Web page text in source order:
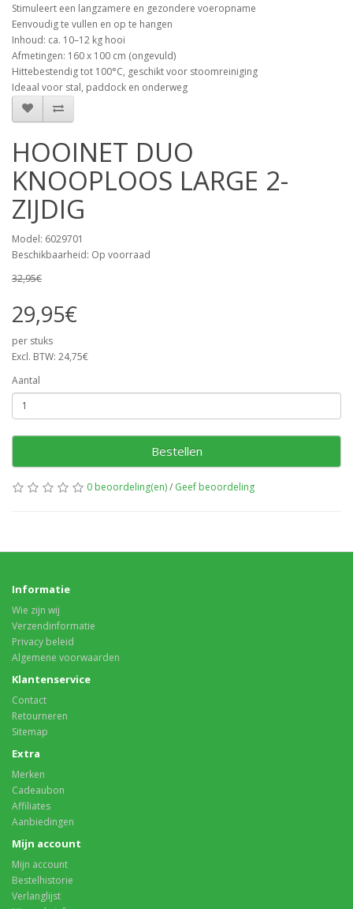
Stimuleert een langzamere en gezondere voeropname
Eenvoudig te vullen en op te hangen
Inhoud: ca. 10–12 kg hooi
Afmetingen: 160 x 100 cm (ongevuld)
Hittebestendig tot 100°C, geschikt voor stoomreiniging
Ideaal voor stal, paddock en onderweg
HOOINET DUO
KNOOPLOOS LARGE 2-
ZIJDIG
Model: 6029701
Beschikbaarheid: Op voorraad
32,95€
29,95€
per stuks
Excl. BTW: 24,75€
Aantal
Bestellen
0 beoordeling(en)/ Geef beoordeling
Informatie
Wie zijn wij
Verzendinformatie
Privacy beleid
Algemene voorwaarden
Klantenservice
Contact
Retourneren
Sitemap
Extra
Merken
Cadeaubon
Affiliates
Aanbiedingen
Mijn account
Mijn account
Bestelhistorie
Verlanglijst